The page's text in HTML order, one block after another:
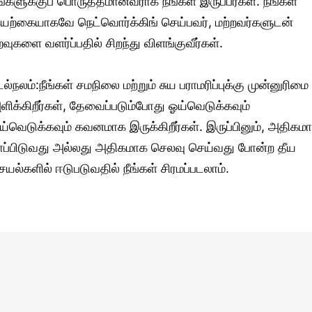
நெட்வொர்க்கிங் செய்பவர், மற்றவர்களுடன்
வளர்ப்பதில் சிறந்து விளங்குவீர்கள்.
சமநிலை மற்றும் சுய பராமரிப்புக்கு முன்னுரிமை
தேவைப்படும்போது ஓய்வெடுக்கவும்
கவனமாக இருக்கிறீர்கள். இருப்பினும்,
அல்லது அதிகமாக செலவு செய்வது போன்ற தீய
ஈடுபடுவதில் நீங்கள் சிரமப்படலாம்.